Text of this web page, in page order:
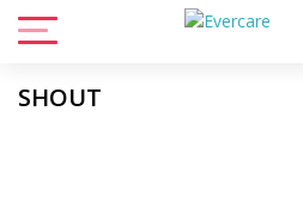
SHOUT